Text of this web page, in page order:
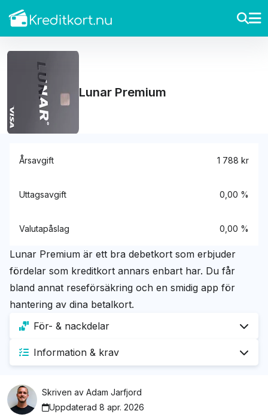
Skriven av Adam Jarfjord
Uppdaterad 8 apr. 2026
Lunar Premium
Årsavgift 1 788 kr
Uttagsavgift 0,00 %
Valutapåslag 0,00 %
Lunar Premium är ett bra debetkort som erbjuder
fördelar som kreditkort annars enbart har. Du får
bland annat reseförsäkring och en smidig app för
hantering av dina betalkort.
För- & nackdelar
Fördelar
1 % sparränta
Kompletterande rese- och bagageförsäkring
Information & krav
Krav
Du måste vara minst 18 gammal